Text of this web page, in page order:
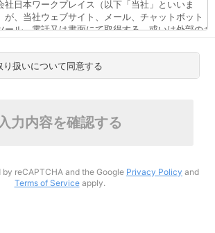
り扱いについて同意する
入力内容を確認する
reCAPTCHA and the Google Privacy Policy and
Terms of Serviceapply.